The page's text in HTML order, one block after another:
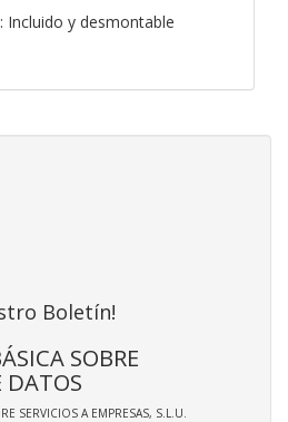
Incluido y desmontable
Boletín!
SOBRE
DATOS
SERVICIOS A EMPRESAS, S.L.U.